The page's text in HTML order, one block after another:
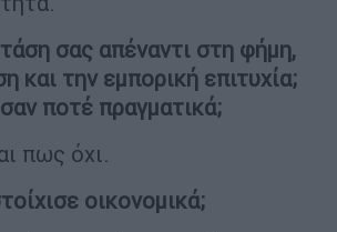
σας απέναντι στη φήμη,
και την εμπορική επιτυχία;
ποτέ πραγματικά;
πως όχι.
οικονομικά;